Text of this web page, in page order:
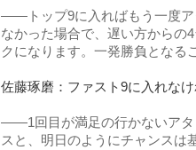
――トップ9に入ればもう一度ア
なかった場合で、遅い方からの
クになります。一発勝負となる
佐藤琢磨：ファスト9に入れな
――1回目が満足の行かないアタ
スと、明日のようにチャンスは